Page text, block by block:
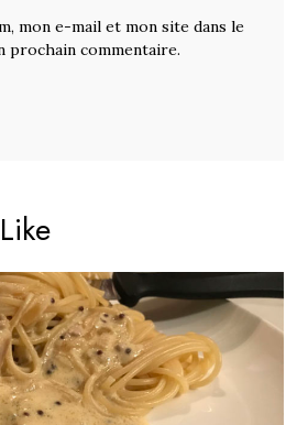
mon e-mail et mon site dans le
prochain commentaire.